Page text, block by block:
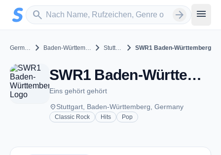
Zum Hauptinhalt springen
search
Sender suchen arrow_forward menu
Germany chevron_right Baden-Württemberg chevron_right Stuttgart chevron_right SWR1 Baden-Württemberg
SWR1 Baden-Württemberg - FM 94.7 - Stuttgart
Eins gehört gehört
placeStuttgart, Baden-Württemberg, Germany
Classic Rock Hits Pop